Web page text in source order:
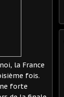
la France
fois.
forte